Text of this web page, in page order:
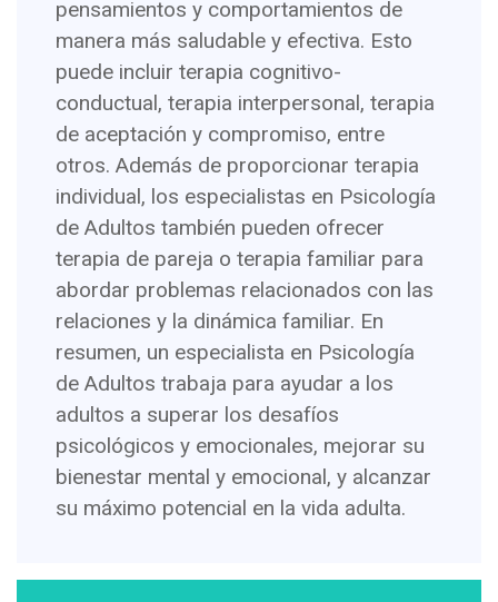
pensamientos y comportamientos de
manera más saludable y efectiva. Esto
puede incluir terapia cognitivo-
conductual, terapia interpersonal, terapia
de aceptación y compromiso, entre
otros. Además de proporcionar terapia
individual, los especialistas en Psicología
de Adultos también pueden ofrecer
terapia de pareja o terapia familiar para
abordar problemas relacionados con las
relaciones y la dinámica familiar. En
resumen, un especialista en Psicología
de Adultos trabaja para ayudar a los
adultos a superar los desafíos
psicológicos y emocionales, mejorar su
bienestar mental y emocional, y alcanzar
su máximo potencial en la vida adulta.